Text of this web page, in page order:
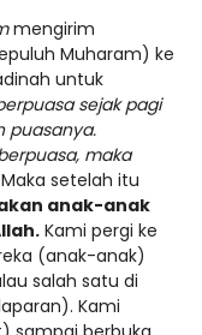
mengirim
Muharam) ke
untuk
sejak pagi
puasanya.
maka
Maka setelah itu
anak-anak
Kami pergi ke
(anak-anak)
salah satu di
Kami